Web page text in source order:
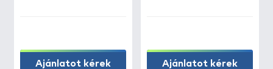
Ajánlatot kérek Ajánlatot kérek